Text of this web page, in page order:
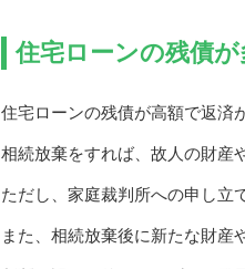
住宅ローンの残債
住宅ローンの残債が高額で返済
相続放棄をすれば、故人の財産
ただし、家庭裁判所への申し立
また、相続放棄後に新たな財産